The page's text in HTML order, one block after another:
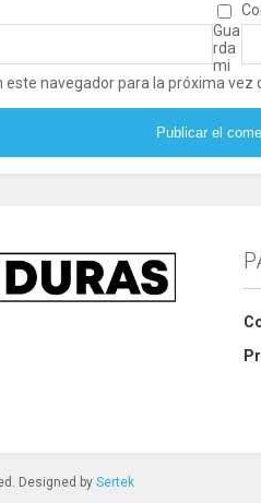
Gua
rda
mi
navegador para la próxima vez
Designed bySertek